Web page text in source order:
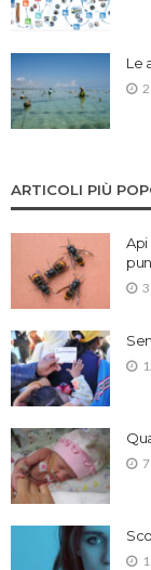
Le
ARTICOLI PIÙ
Api